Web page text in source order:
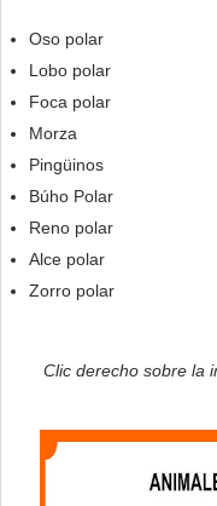
Oso polar
Lobo polar
Foca polar
Morza
Pingüinos
Búho Polar
Reno polar
Alce polar
Zorro polar
Clic derecho sobre la